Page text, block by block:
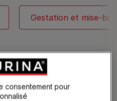
Gestation et mise-
consentement pour